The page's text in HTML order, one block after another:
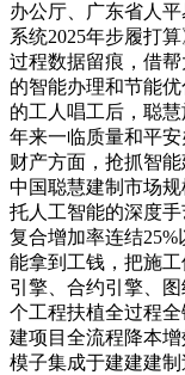
办公厅、广东省人
系统2025年步履打
过程数据留痕，借
的智能办理和节能
的工人唱工后，聪
年来一临质量和平
财产方面，抢抓智
中国聪慧建制市场
托人工智能的深度
复合增加率连结
能拿到工钱，把施
引擎、合约引擎、
个工程扶植全过程
建项目全流程降本
模子集成于建建建